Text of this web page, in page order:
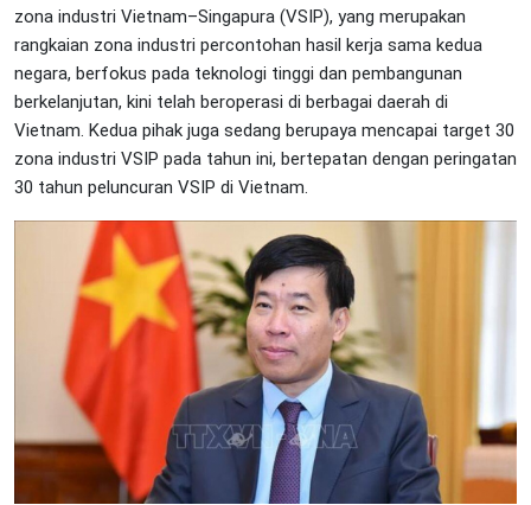
zona industri Vietnam–Singapura (VSIP), yang merupakan
rangkaian zona industri percontohan hasil kerja sama kedua
negara, berfokus pada teknologi tinggi dan pembangunan
berkelanjutan, kini telah beroperasi di berbagai daerah di
Vietnam. Kedua pihak juga sedang berupaya mencapai target 30
zona industri VSIP pada tahun ini, bertepatan dengan peringatan
30 tahun peluncuran VSIP di Vietnam.